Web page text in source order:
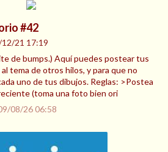
#42
21 17:19
de bumps.) Aquí puedes postear tus
tema de otros hilos, y para que no
uno de tus dibujos. Reglas: >Postea
(toma una foto bien ori
08/26 06:58